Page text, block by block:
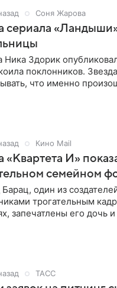
Соня Жарова
сериала
Ника Здорик
поклонников.
что именно
Кино Mail
«Квартета И»
семейном
один из
трогательным
запечатлены его дочь
ТАСС